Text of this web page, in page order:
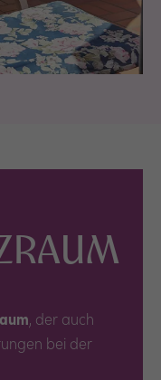
, der auch
bei der